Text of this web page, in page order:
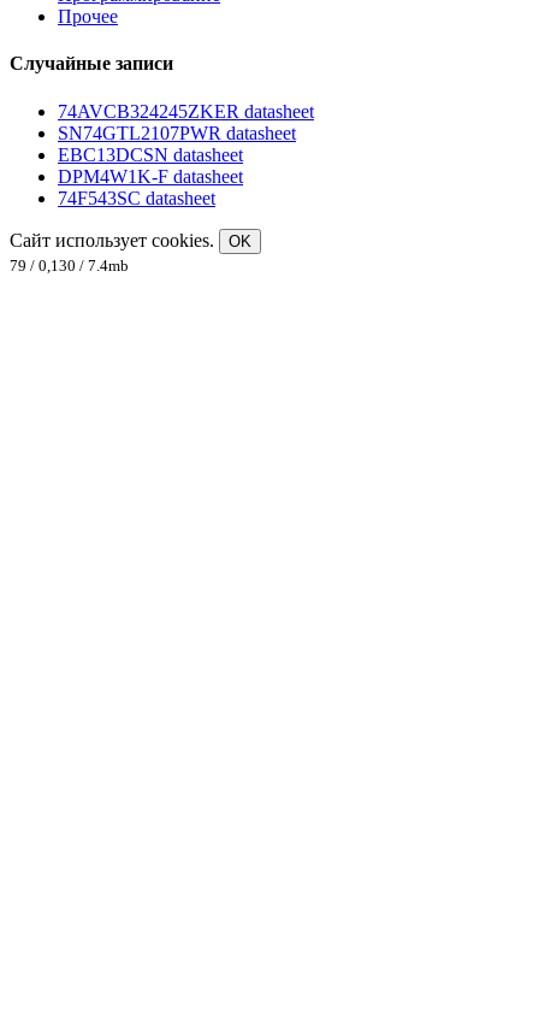
Прочее
Случайные записи
74AVCB324245ZKER datasheet
SN74GTL2107PWR datasheet
EBC13DCSN datasheet
DPM4W1K-F datasheet
74F543SC datasheet
Сайт использует cookies.
OK
79 / 0,130 / 7.4mb